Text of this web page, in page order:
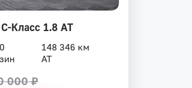
Класс 1.8 AT
148 346 км
AT
000 ₽